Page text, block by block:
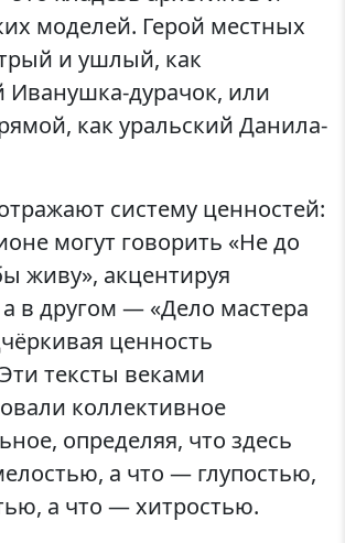
моделей. Герой местных
и ушлый, как
Иванушка-дурачок, или
как уральский Данила-
систему ценностей:
могут говорить «Не до
живу», акцентируя
в другом — «Дело мастера
ценность
тексты веками
коллективное
определяя, что здесь
а что — глупостью,
а что — хитростью.